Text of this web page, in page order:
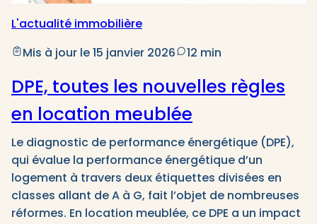
L'actualité immobilière
Mis à jour le 15 janvier 2026
12 min
DPE, toutes les nouvelles règles
en location meublée
Le diagnostic de performance énergétique (DPE),
qui évalue la performance énergétique d’un
logement à travers deux étiquettes divisées en
classes allant de A à G, fait l’objet de nombreuses
réformes. En location meublée, ce DPE a un impact